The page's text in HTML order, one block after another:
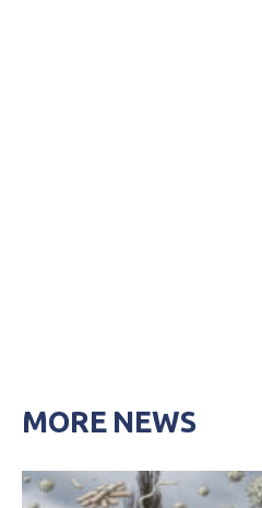
MORE NEWS